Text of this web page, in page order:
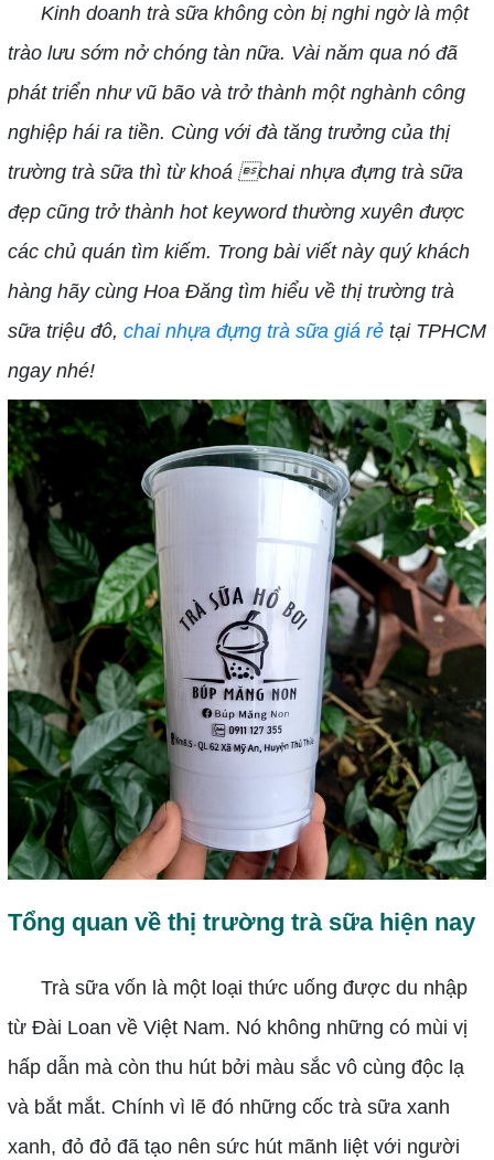
Kinh doanh trà sữa không còn bị nghi ngờ là một
trào lưu sớm nở chóng tàn nữa. Vài năm qua nó đã
phát triển như vũ bão và trở thành một nghành công
nghiệp hái ra tiền. Cùng với đà tăng trưởng của thị
trường trà sữa thì từ khoá chai nhựa đựng trà sữa
đẹp cũng trở thành hot keyword thường xuyên được
các chủ quán tìm kiếm. Trong bài viết này quý khách
hàng hãy cùng Hoa Đăng tìm hiểu về thị trường trà
sữa triệu đô, chai nhựa đựng trà sữa giá rẻtại TPHCM
ngay nhé!
Tổng quan về thị trường trà sữa hiện nay
Trà sữa vốn là một loại thức uống được du nhập
từ Đài Loan về Việt Nam. Nó không những có mùi vị
hấp dẫn mà còn thu hút bởi màu sắc vô cùng độc lạ
và bắt mắt. Chính vì lẽ đó những cốc trà sữa xanh
xanh, đỏ đỏ đã tạo nên sức hút mãnh liệt với người